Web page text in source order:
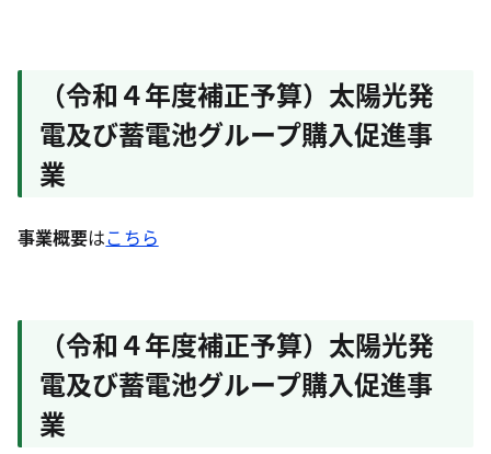
（令和４年度補正予算）太陽光発
電及び蓄電池グループ購入促進事
業
事業概要はこちら
（令和４年度補正予算）太陽光発
電及び蓄電池グループ購入促進事
業